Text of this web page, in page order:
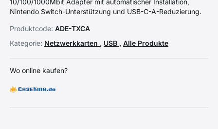
10/100/1000Mbit Adapter mit automatischer Installation,
Nintendo Switch-Unterstützung und USB-C-A-Reduzierung.
Produktcode: ADE-TXCA
Kategorie: Netzwerkkarten , USB , Alle Produkte
Wo online kaufen?